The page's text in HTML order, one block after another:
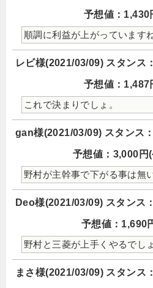
予想値：1,430
順調に利益が上がっています
レビ様(2021/03/09) スタンス
予想値：1,487
これで決まりでしょ。
gan様(2021/03/09) スタンス
予想値：3,000円(
野村が主幹事で下がる事は無
Deo様(2021/03/09) スタンス
予想値：1,690
野村と三菱が上手くやるでし
まさ様(2021/03/09) スタンス